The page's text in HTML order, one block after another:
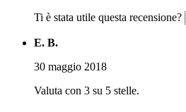
Ti è stata utile questa recensione?
E. B.
30 maggio 2018
Valuta con 3 su 5 stelle.